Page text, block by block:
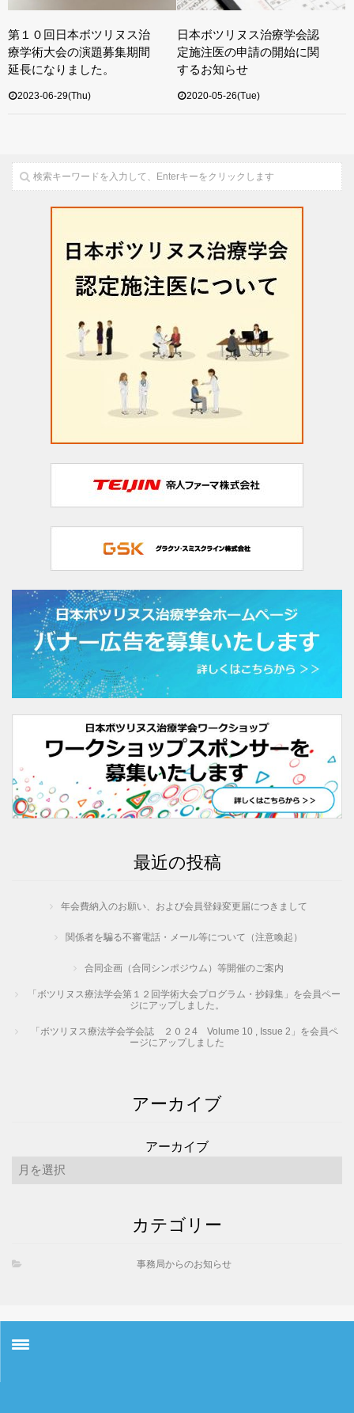
第１０回日本ボツリヌス治
療学術大会の演題募集期間
延長になりました。
2023-06-29(Thu)
日本ボツリヌス治療学会認
定施注医の申請の開始に関
するお知らせ
2020-05-26(Tue)
最近の投稿
年会費納入のお願い、および会員登録変更届につきまして
関係者を騙る不審電話・メール等について（注意喚起）
合同企画（合同シンポジウム）等開催のご案内
「ボツリヌス療法学会第１２回学術大会プログラム・抄録集」を会員ペー
ジにアップしました。
「ボツリヌス療法学会学会誌 ２０２4 Volume 10 , Issue 2」を会員ペ
ージにアップしました
アーカイブ
アーカイブ
カテゴリー
事務局からのお知らせ